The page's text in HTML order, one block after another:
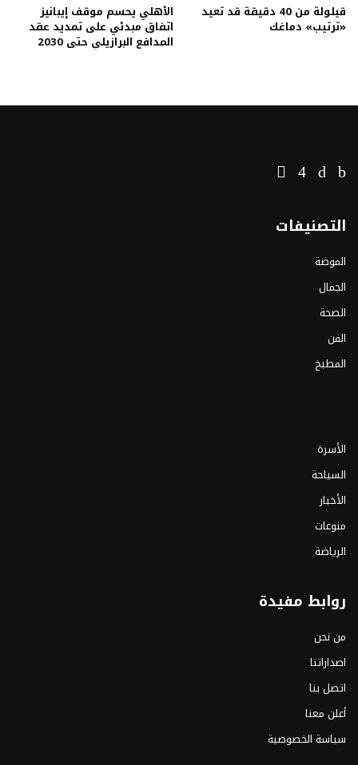
قيلولة من 40 دقيقة قد تعيد
«ترتيب» دماغك
الأهلي يحسم موقف إيبانيز
اتفاق مبدئي على تمديد عقد
المدافع البرازيلي حتى 2030
التصنيفات
الموضة
الجمال
الصحة
الفن
المطبخ
الأسرة
السياحة
الأخبار
منوعات
الرياضة
روابط مفيدة
من نحن
اصداراتنا
اتصل بنا
أعلن معنا
سياسة الخصوصية